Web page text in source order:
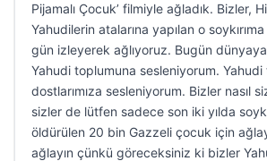
Pijamalı Çocuk’ filmiyle ağladık. Bizler,
Yahudilerin atalarına yapılan o
gün izleyerek ağlıyoruz. Bugün
Yahudi toplumuna sesleniyorum.
dostlarımıza sesleniyorum. Bizler nasıl
sizler de lütfen sadece son iki yılda
öldürülen 20 bin Gazzeli çocuk için
ağlayın çünkü göreceksiniz ki bizler